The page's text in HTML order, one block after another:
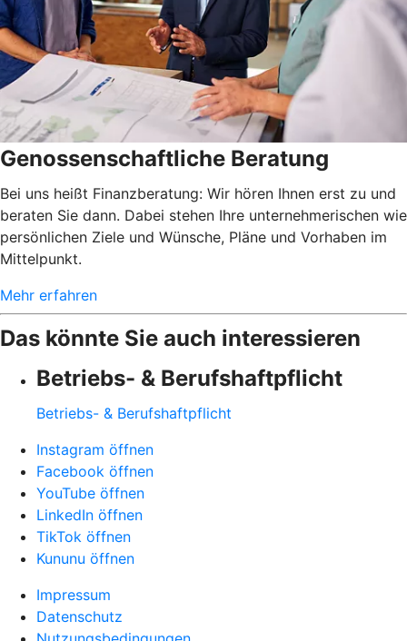
Genossenschaftliche Beratung
Bei uns heißt Finanzberatung: Wir hören Ihnen erst zu und
beraten Sie dann. Dabei stehen Ihre unternehmerischen wie
persönlichen Ziele und Wünsche, Pläne und Vorhaben im
Mittelpunkt.
Mehr erfahren
Das könnte Sie auch interessieren
Betriebs- & Berufshaftpflicht
Betriebs- & Berufshaftpflicht
Instagram öffnen
Facebook öffnen
YouTube öffnen
LinkedIn öffnen
TikTok öffnen
Kununu öffnen
Impressum
Datenschutz